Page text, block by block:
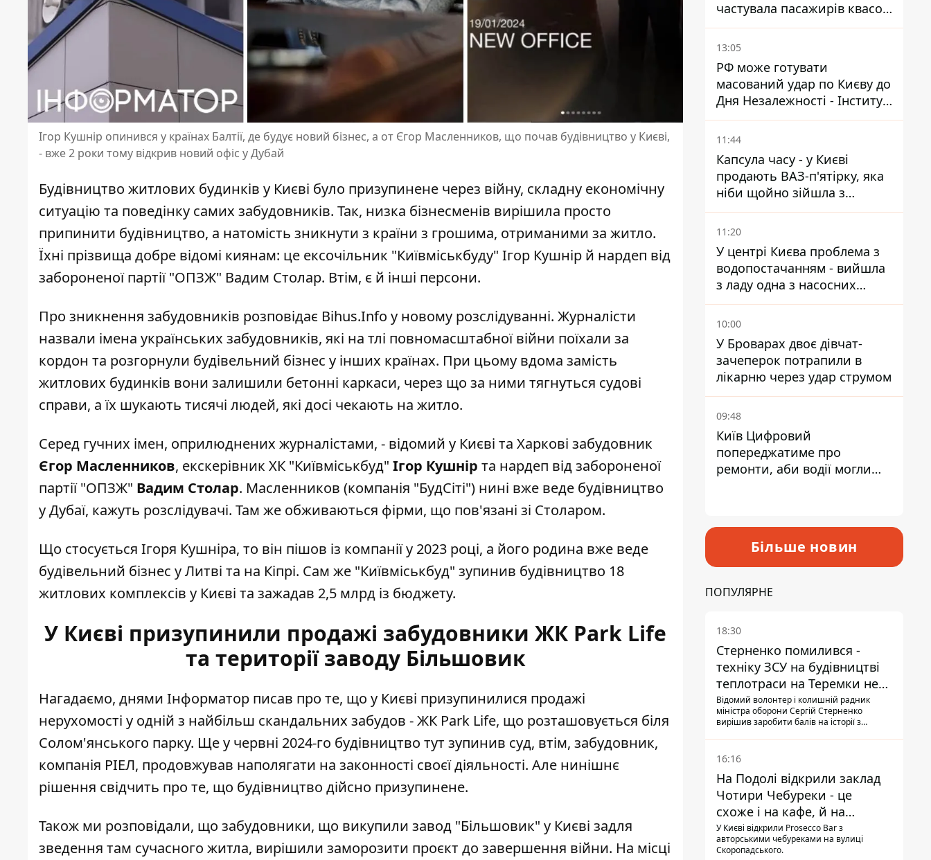
Ігор Кушнір опинився у країнах Балтії, де будує новий бізнес, а от Єгор Масленников, що почав будівництво у Києві,
- вже 2 роки тому відкрив новий офіс у Дубай
Будівництво житлових будинків у Києві було призупинене через війну, складну економічну
ситуацію та поведінку самих забудовників. Так, низка бізнесменів вирішила просто
припинити будівництво, а натомість зникнути з країни з грошима, отриманими за житло.
Їхні прізвища добре відомі киянам: це ексочільник "Київміськбуду" Ігор Кушнір й нардеп від
забороненої партії "ОПЗЖ" Вадим Столар. Втім, є й інші персони.
Про зникнення забудовників розповідає Bihus.Info у новому розслідуванні. Журналісти
назвали імена українських забудовників, які на тлі повномасштабної війни поїхали за
кордон та розгорнули будівельний бізнес у інших країнах. При цьому вдома замість
житлових будинків вони залишили бетонні каркаси, через що за ними тягнуться судові
справи, а їх шукають тисячі людей, які досі чекають на житло.
Серед гучних імен, оприлюднених журналістами, - відомий у Києві та Харкові забудовник
Єгор Масленников, екскерівник ХК "Київміськбуд" Ігор Кушнір та нардеп від забороненої
партії "ОПЗЖ" Вадим Столар. Масленников (компанія "БудСіті") нині вже веде будівництво
у Дубаї, кажуть розслідувачі. Там же обживаються фірми, що пов'язані зі Столаром.
Що стосується Ігоря Кушніра, то він пішов із компанії у 2023 році, а його родина вже веде
будівельний бізнес у Литві та на Кіпрі. Сам же "Київміськбуд" зупинив будівництво 18
житлових комплексів у Києві та зажадав 2,5 млрд із бюджету.
У Києві призупинили продажі забудовники ЖК Park Life
та території заводу Більшовик
Нагадаємо, днями Інформатор писав про те, що у Києві призупинилися продажі
нерухомості у одній з найбільш скандальних забудов - ЖК Park Life, що розташовується біля
Солом'янського парку. Ще у червні 2024-го будівництво тут зупинив суд, втім, забудовник,
компанія РІЕЛ, продовжував наполягати на законності своєї діяльності. Але нинішнє
рішення свідчить про те, що будівництво дійсно призупинене.
Також ми розповідали, що забудовники, що викупили завод "Більшовик" у Києві задля
зведення там сучасного житла, вирішили заморозити проєкт до завершення війни. На місці
частувала пасажирів квасом
під час знеструмлення
мережі
13:05
РФ може готувати
масований удар по Києву до
Дня Незалежності - Інститут
вивчення війни
11:44
Капсула часу - у Києві
продають ВАЗ-п'ятірку, яка
ніби щойно зійшла з
конвейєра
11:20
У центрі Києва проблема з
водопостачанням - вийшла
з ладу одна з насосних
станцій
10:00
У Броварах двоє дівчат-
зачеперок потрапили в
лікарню через удар струмом
09:48
Київ Цифровий
попереджатиме про
ремонти, аби водії могли
Більше новин
ПОПУЛЯРНЕ
18:30
Стерненко помилився -
техніку ЗСУ на будівництві
теплотраси на Теремки не
задіяли
Відомий волонтер і колишній радник
міністра оборони Сергій Стерненко
вирішив заробити балів на історії з
ЗСУ", втім, це виявилося неправдою
16:16
На Подолі відкрили заклад
Чотири Чебуреки - це
схоже і на кафе, й на
фастфуд
У Києві відкрили Prosecco Bar з
авторськими чебуреками на вулиці
Скоропадського.